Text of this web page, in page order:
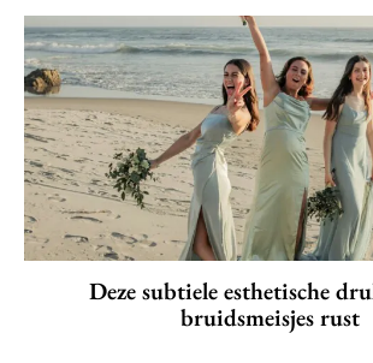
Deze subtiele esthetische
bruidsmeisjes rust